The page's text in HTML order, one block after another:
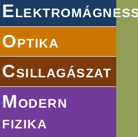
Optika
Csillagászat
Modern
fizika